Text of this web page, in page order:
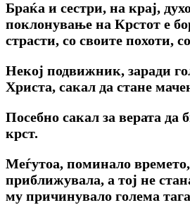
Браќа и сестри, на крај,
поклонување на Крстот е
страсти, co своите похоти,
Некој подвижник, заради
Христа, сакал да стане
Посебно сакал за верата да
крст.
Меѓутоа, поминало
приближувала, a тој не
му причинувало голема